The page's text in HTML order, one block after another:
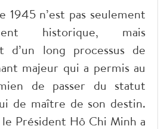
1945 n’est pas seulement
historique, mais
d’un long processus de
majeur qui a permis au
de passer du statut
de maître de son destin.
Président Hô Chi Minh a